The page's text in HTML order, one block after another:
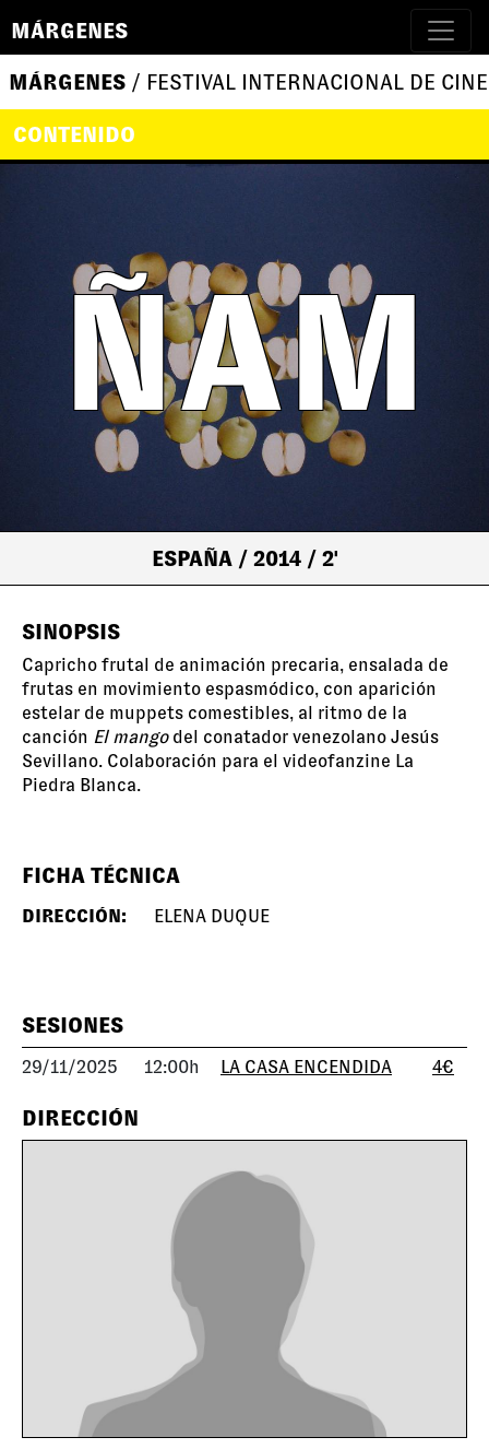
MÁRGENES
MÁRGENES / FESTIVAL INTERNACIONAL DE
CONTENIDO
ÑAM
ESPAÑA / 2014 / 2'
SINOPSIS
Capricho frutal de animación precaria, ensalada de
frutas en movimiento espasmódico, con aparición
estelar de muppets comestibles, al ritmo de la
canción El mangodel conatador venezolano Jesús
Sevillano. Colaboración para el videofanzine La
Piedra Blanca.
FICHA TÉCNICA
DIRECCIÓN: ELENA DUQUE
SESIONES
29/11/2025 12:00h LA CASA ENCENDIDA 4€
DIRECCIÓN